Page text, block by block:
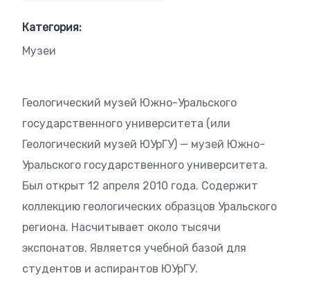
Категория:
Музеи
Геологический музей Южно-Уральского
государственного университета (или
Геологический музей ЮУрГУ) — музей Южно-
Уральского государственного университета.
Был открыт 12 апреля 2010 года. Содержит
коллекцию геологических образцов Уральского
региона. Насчитывает около тысячи
экспонатов. Является учебной базой для
студентов и аспирантов ЮУрГУ.